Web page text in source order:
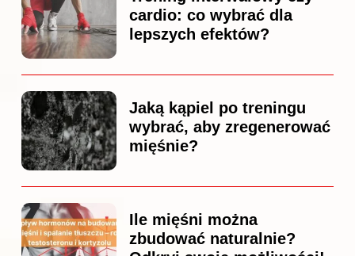
cardio: co wybrać dla
lepszych efektów?
Jaką kąpiel po treningu
wybrać, aby zregenerować
mięśnie?
Ile mięśni można
zbudować naturalnie?